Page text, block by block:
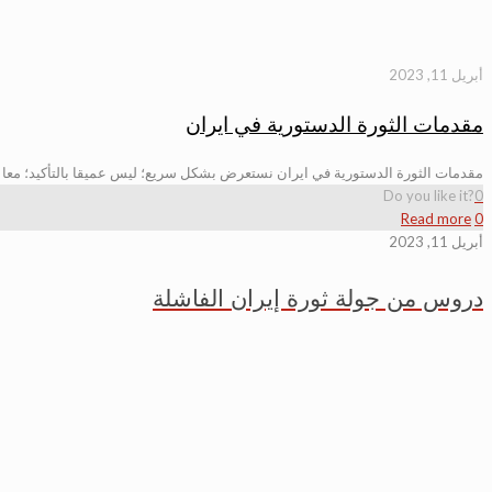
أبريل 11, 2023
مقدمات الثورة الدستورية في ايران
مقدمات الثورة الدستورية في ايران نستعرض بشكل سريع؛ ليس عميقا بالتأكيد؛
Do you like it?0
0
Read more
أبريل 11, 2023
دروس من جولة ثورة إيران الفاشلة